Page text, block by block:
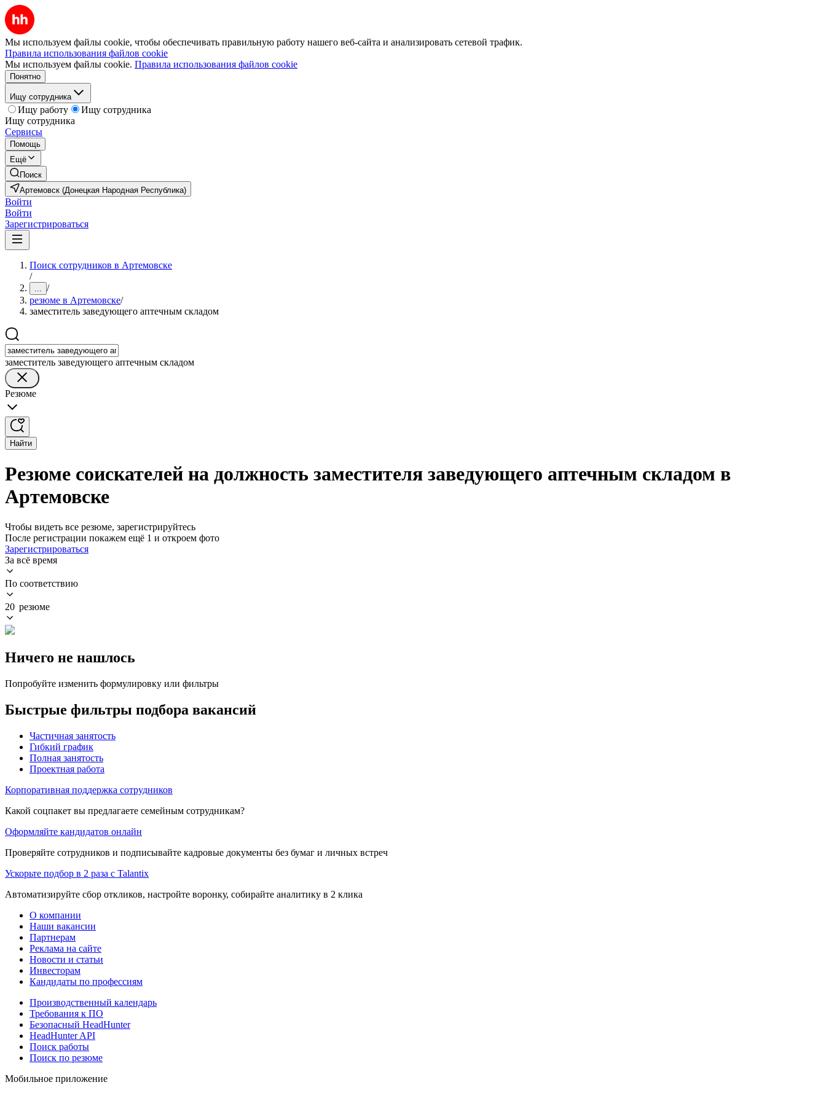
Мы используем файлы cookie, чтобы обеспечивать правильную работу нашего веб-сайта и анализировать сетевой трафик.
Правила использования файлов cookie
Мы используем файлы cookie. Правила использования файлов cookie
Понятно
Ищу сотрудника
Ищу работу
Ищу сотрудника
Ищу сотрудника
Сервисы
Помощь
Ещё
Поиск
Артемовск (Донецкая Народная Республика)
Войти
Войти
Зарегистрироваться
Поиск сотрудников в Артемовске
/
... /
резюме в Артемовске/
заместитель заведующего аптечным складом
заместитель заведующего аптечным складом
Резюме
Найти
Резюме соискателей на должность заместителя заведующего аптечным складом в
Артемовске
Чтобы видеть все резюме, зарегистрируйтесь
После регистрации покажем ещё 1 и откроем фото
Зарегистрироваться
За всё время
По соответствию
20 резюме
Ничего не нашлось
Попробуйте изменить формулировку или фильтры
Быстрые фильтры подбора вакансий
Частичная занятость
Гибкий график
Полная занятость
Проектная работа
Корпоративная поддержка сотрудников
Какой соцпакет вы предлагаете семейным сотрудникам?
Оформляйте кандидатов онлайн
Проверяйте сотрудников и подписывайте кадровые документы без бумаг и личных встреч
Ускорьте подбор в 2 раза с Talantix
Автоматизируйте сбор откликов, настройте воронку, собирайте аналитику в 2 клика
О компании
Наши вакансии
Партнерам
Реклама на сайте
Новости и статьи
Инвесторам
Кандидаты по профессиям
Производственный календарь
Требования к ПО
Безопасный HeadHunter
HeadHunter API
Поиск работы
Поиск по резюме
Мобильное приложение